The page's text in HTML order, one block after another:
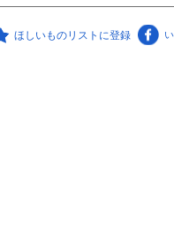
ほしいものリストに登録